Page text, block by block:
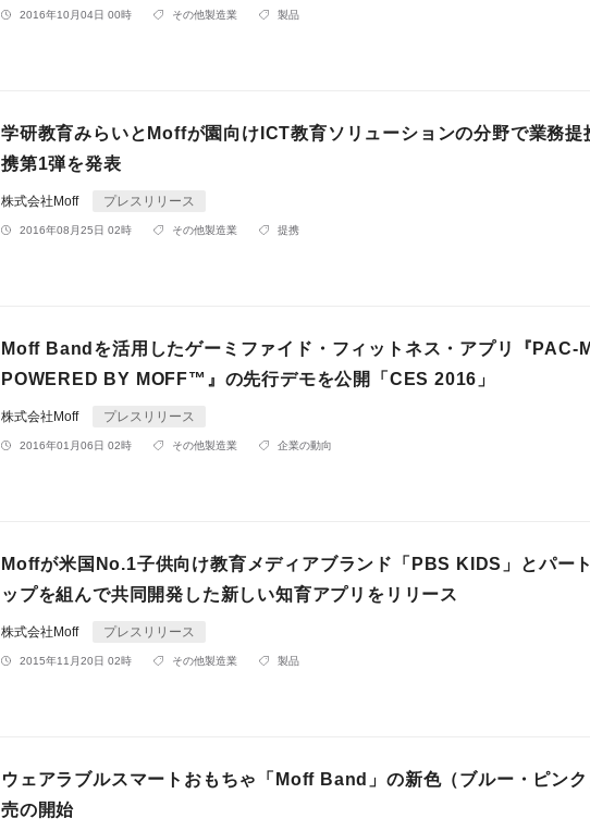
2016年10月04日 00時 その他製造業 製品
学研教育みらいとMoffが園向けICT教育ソリューションの分野で業務提
携第1弾を発表
株式会社Moff プレスリリース
2016年08月25日 02時 その他製造業 提携
Moff Bandを活用したゲーミファイド・フィットネス・アプリ『PAC-
POWERED BY MOFF™』の先行デモを公開「CES 2016」
株式会社Moff プレスリリース
2016年01月06日 02時 その他製造業 企業の動向
Moffが米国No.1子供向け教育メディアブランド「PBS KIDS」とパー
ップを組んで共同開発した新しい知育アプリをリリース
株式会社Moff プレスリリース
2015年11月20日 02時 その他製造業 製品
ウェアラブルスマートおもちゃ「Moff Band」の新色（ブルー・ピンク
売の開始